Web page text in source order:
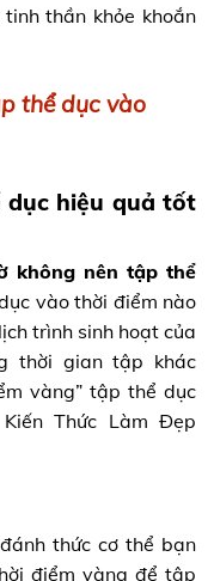
thần khỏe khoắn
thể dục vào
dục hiệu quả tốt
không nên tập thể
vào thời điểm nào
trình sinh hoạt của
thời gian tập khác
vàng” tập thể dục
Thức Làm Đẹp
thức cơ thể bạn
điểm vàng để tập